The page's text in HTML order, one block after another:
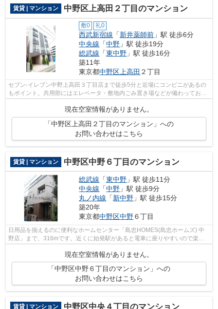
賃貸 | マンション 中野区上高田２丁目のマンション
敷0 礼0
西武新宿線 「新井薬師前 」駅 徒歩6分
中央線 「中野 」駅 徒歩19分
総武線 「東中野 」駅 徒歩16分
築11年
東京都中野区 上高田 ２丁目
セブン-イレブン中野上高田３丁目店まで徒歩5分と近場にコンビニがあるの
もポイント。共用部にはエレベータ・敷地内ごみ置き場などが備わっており
とても充実しています。独創的なデザ...
現在空室情報がありません。
「中野区上高田２丁目のマンション」への
お問い合わせはこちら
賃貸 | マンション 中野区中野６丁目のマンション
総武線 「東中野 」駅 徒歩11分
中央線 「中野 」駅 徒歩9分
丸ノ内線 「新中野 」駅 徒歩15分
築20年
東京都中野区中野６丁目
日用品を揃えるのに便利なホームセンター「島忠HOMES(島忠ホームズ) 中
野店」まで、316mです。近くに始発駅があると電車に座りやすいので楽に
通勤ができます。歩いて11分ほどで駅にア...
現在空室情報がありません。
「中野区中野６丁目のマンション」への
お問い合わせはこちら
賃貸 | マンション 中野区中央４丁目のマンション